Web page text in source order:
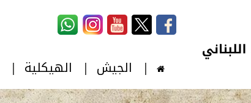
الجيش الهيكلية